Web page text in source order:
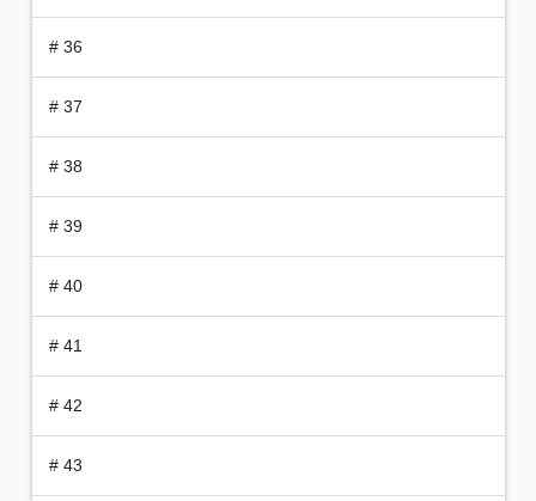
# 36
# 37
# 38
# 39
# 40
# 41
# 42
# 43